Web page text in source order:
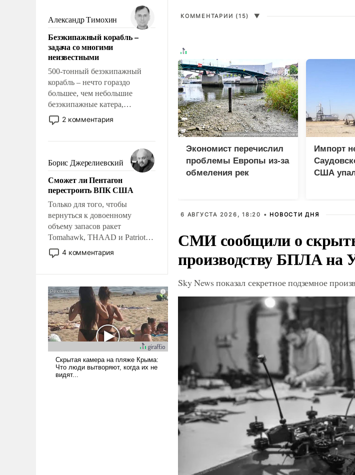
мужественным и твердым под
ударами судьбы, брать на себя
ответственность, помогать
слабым, идти вперед и
адаптироваться.
Александр Тимохин
Безэкипажный корабль –
задача со многими
неизвестными
500-тонный безэкипажный
корабль – нечто гораздо
большее, чем небольшие
безэкипажные катера,
применение которых уже
стало обыденностью. Задача по
сложна и амбициозна. Однако
и ее реализация радикально
поднимет наши боевые
возможности.
2 комментария
Борис Джерелиевский
Сможет ли Пентагон
перестроить ВПК США
Только для того, чтобы
вернуться к довоенному
объему запасов ракет
Tomahawk, THAAD и Patriot
США потребуется более трех
лет. Даже небольшая война с
Сложившаяся ситуация
означает многолетний период
уязвимости США, например,
перед Китаем.
4 комментария
КОММЕНТАРИИ (15) ▼
Экономист перечислил
проблемы Европы из-за
обмеления рек
Импорт
США
6 АВГУСТА 2026, 18:20 • НОВОСТИ ДНЯ
СМИ сообщили о
производству БПЛА на
Sky News показал секретное подземное